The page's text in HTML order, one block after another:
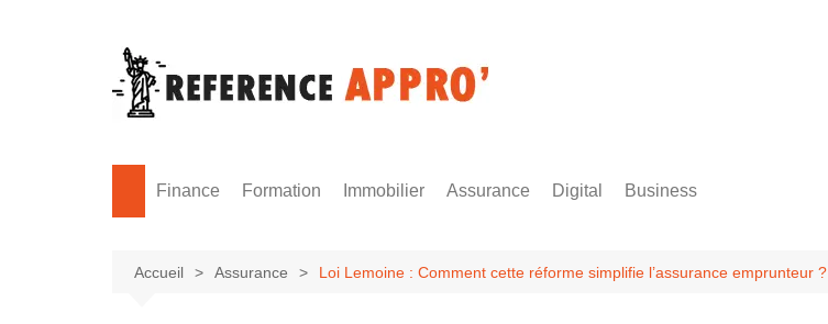
Finance Formation Immobilier Assurance Digital Business
Accueil Assurance Loi Lemoine : Comment cette réforme simplifie l’assurance emprunteur ?